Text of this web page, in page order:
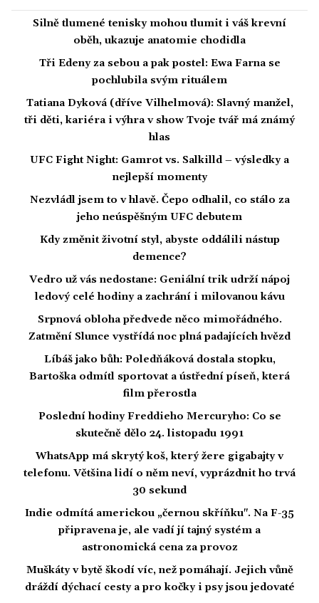
Silně tlumené tenisky mohou tlumit i váš krevní
oběh, ukazuje anatomie chodidla
Tři Edeny za sebou a pak postel: Ewa Farna se
pochlubila svým rituálem
Tatiana Dyková (dříve Vilhelmová): Slavný manžel,
tři děti, kariéra i výhra v show Tvoje tvář má známý
hlas
UFC Fight Night: Gamrot vs. Salkilld – výsledky a
nejlepší momenty
Nezvládl jsem to v hlavě. Čepo odhalil, co stálo za
jeho neúspěšným UFC debutem
Kdy změnit životní styl, abyste oddálili nástup
demence?
Vedro už vás nedostane: Geniální trik udrží nápoj
ledový celé hodiny a zachrání i milovanou kávu
Srpnová obloha předvede něco mimořádného.
Zatmění Slunce vystřídá noc plná padajících hvězd
Líbáš jako bůh: Poledňáková dostala stopku,
Bartoška odmítl sportovat a ústřední píseň, která
film přerostla
Poslední hodiny Freddieho Mercuryho: Co se
skutečně dělo 24. listopadu 1991
WhatsApp má skrytý koš, který žere gigabajty v
telefonu. Většina lidí o něm neví, vyprázdnit ho trvá
30 sekund
Indie odmítá americkou „černou skříňku". Na F-35
připravena je, ale vadí jí tajný systém a
astronomická cena za provoz
Muškáty v bytě škodí víc, než pomáhají. Jejich vůně
dráždí dýchací cesty a pro kočky i psy jsou jedovaté